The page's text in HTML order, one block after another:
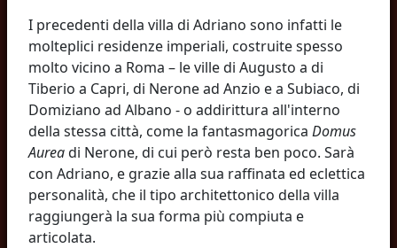
I precedenti della villa di Adriano sono infatti le
molteplici residenze imperiali, costruite spesso
molto vicino a Roma – le ville di Augusto a di
Tiberio a Capri, di Nerone ad Anzio e a Subiaco, di
Domiziano ad Albano - o addirittura all'interno
della stessa città, come la fantasmagorica Domus
Aureadi Nerone, di cui però resta ben poco. Sarà
con Adriano, e grazie alla sua raffinata ed eclettica
personalità, che il tipo architettonico della villa
raggiungerà la sua forma più compiuta e
articolata.